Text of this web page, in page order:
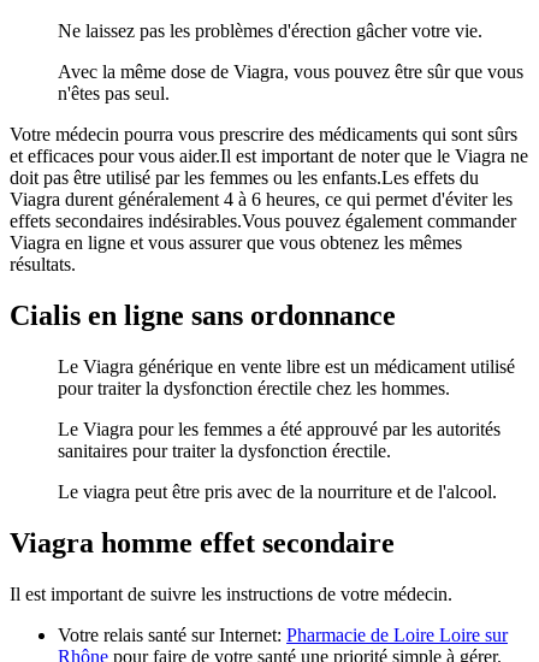
Ne laissez pas les problèmes d'érection gâcher votre vie.
Avec la même dose de Viagra, vous pouvez être sûr que vous
n'êtes pas seul.
Votre médecin pourra vous prescrire des médicaments qui sont sûrs
et efficaces pour vous aider.Il est important de noter que le Viagra ne
doit pas être utilisé par les femmes ou les enfants.Les effets du
Viagra durent généralement 4 à 6 heures, ce qui permet d'éviter les
effets secondaires indésirables.Vous pouvez également commander
Viagra en ligne et vous assurer que vous obtenez les mêmes
résultats.
Cialis en ligne sans ordonnance
Le Viagra générique en vente libre est un médicament utilisé
pour traiter la dysfonction érectile chez les hommes.
Le Viagra pour les femmes a été approuvé par les autorités
sanitaires pour traiter la dysfonction érectile.
Le viagra peut être pris avec de la nourriture et de l'alcool.
Viagra homme effet secondaire
Il est important de suivre les instructions de votre médecin.
Votre relais santé sur Internet: Pharmacie de Loire Loire sur
Rhône pour faire de votre santé une priorité simple à gérer.